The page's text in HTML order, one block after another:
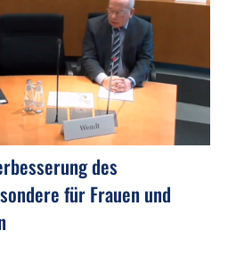
des
für Frauen und